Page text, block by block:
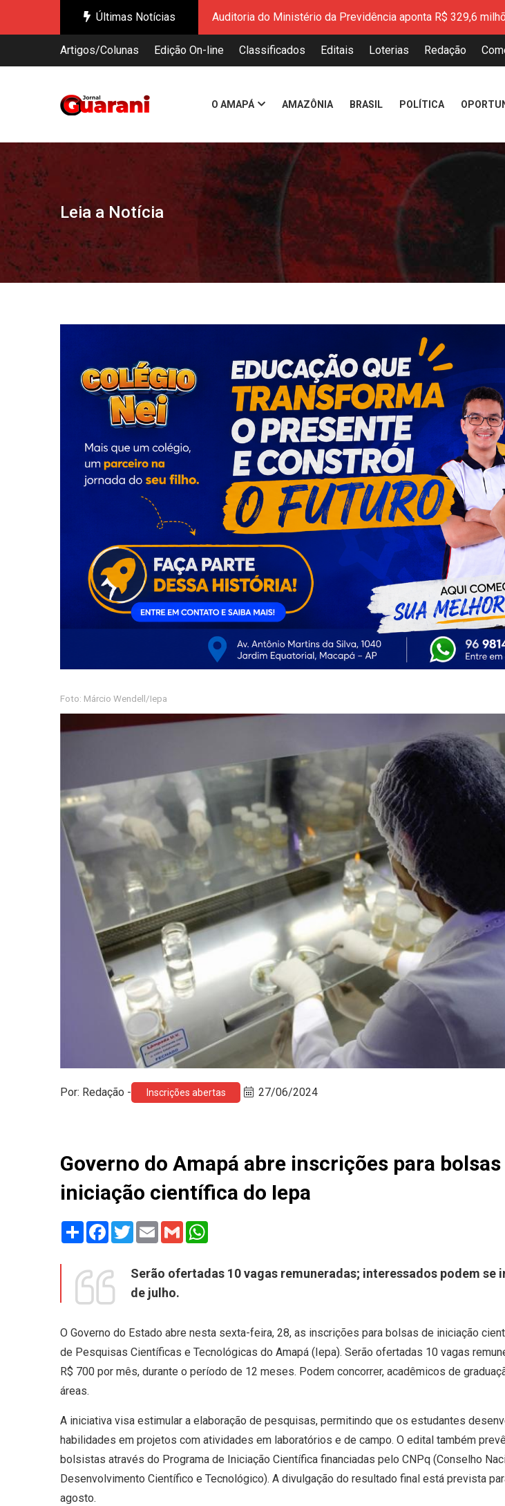
Últimas Notícias
Governo do Amapá realiza a entrega de mais de 200 CNHs
Governo do Estado amplia programa Qualifica Amapá com
Enquanto o mundo disputa petróleo, o Brasil pode liderar a
Ação do Governo do Amapá reforça cuidado em saúde
Auditoria do Ministério da Previdência aponta R$ 329,6
Governo do Amapá realiza a entrega de mais de 200 CNHs
Governo do Estado amplia programa Qualifica Amapá com
Enquanto o mundo disputa petróleo, o Brasil pode liderar a
Governo Federal apresenta resultados do Índice de
Novo Shiploader: Operação marca avanço na modernização
Ação do Governo do Amapá reforça cuidado em saúde
Artigos/Colunas Edição On-line Classificados Editais Loterias Redação
O AMAPÁ AMAZÔNIA BRASIL POLÍTICA
Leia a Notícia
Foto: Márcio Wendell/Iepa
Por: Redação - Inscrições abertas 27/06/2024
Governo do Amapá abre inscrições para bolsas
iniciação científica do Iepa
Share Facebook
TwitterEmail Gmail
Serão ofertadas 10 vagas remuneradas; interessados podem se
de julho.
O Governo do Estado abre nesta sexta-feira, 28, as inscrições para bolsas de iniciação
de Pesquisas Científicas e Tecnológicas do Amapá (Iepa). Serão ofertadas 10 vagas
R$ 700 por mês, durante o período de 12 meses. Podem concorrer, acadêmicos de
áreas.
A iniciativa visa estimular a elaboração de pesquisas, permitindo que os estudantes
habilidades em projetos com atividades em laboratórios e de campo. O edital também
bolsistas através do Programa de Iniciação Científica financiadas pelo CNPq (Conselho
Desenvolvimento Científico e Tecnológico). A divulgação do resultado final está prevista
agosto.